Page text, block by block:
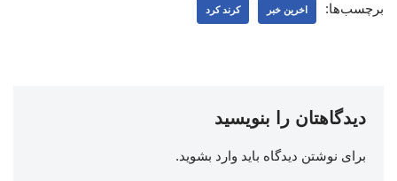
برچسب‌ها: اخرین خبر کرند کرد
دیدگاهتان را بنویسید
برای نوشتن دیدگاه باید وارد بشوید.